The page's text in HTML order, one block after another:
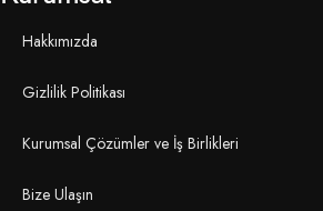
Hakkımızda
Gizlilik Politikası
Kurumsal Çözümler ve İş Birlikleri
Bize Ulaşın